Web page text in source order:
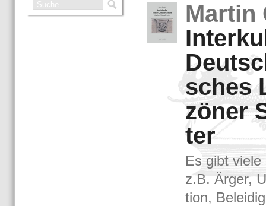
Mar­tin
sches
zö­ner
ter
Es gibt
z.B. Ärger,
ti­on,